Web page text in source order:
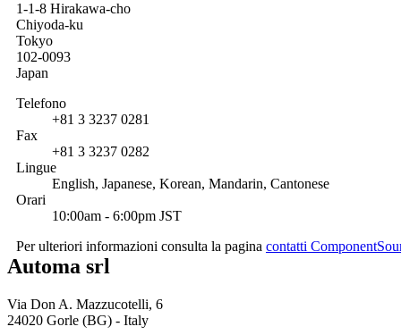
1-1-8 Hirakawa-cho
Chiyoda-ku
Tokyo
102-0093
Japan
Telefono
+81 3 3237 0281
Fax
+81 3 3237 0282
Lingue
English, Japanese, Korean, Mandarin, Cantonese
Orari
10:00am - 6:00pm JST
Per ulteriori informazioni consulta la pagina contatti
Automa srl
Via Don A. Mazzucotelli, 6
24020 Gorle (BG) - Italy